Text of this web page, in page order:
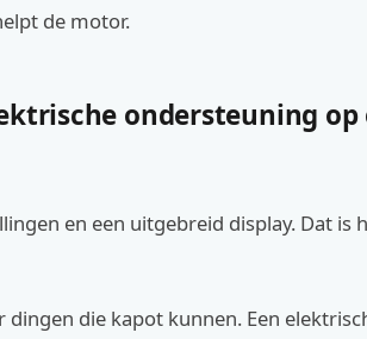
de motor.
ondersteuning op
en een uitgebreid display. Dat is
die kapot kunnen. Een